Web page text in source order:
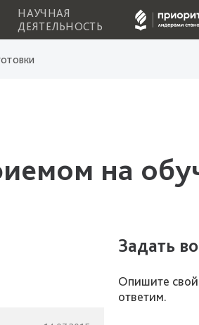
НАУЧНАЯ
ДЕЯТЕЛЬНОСТЬ
на
Задать
Опишите свой
ответим.